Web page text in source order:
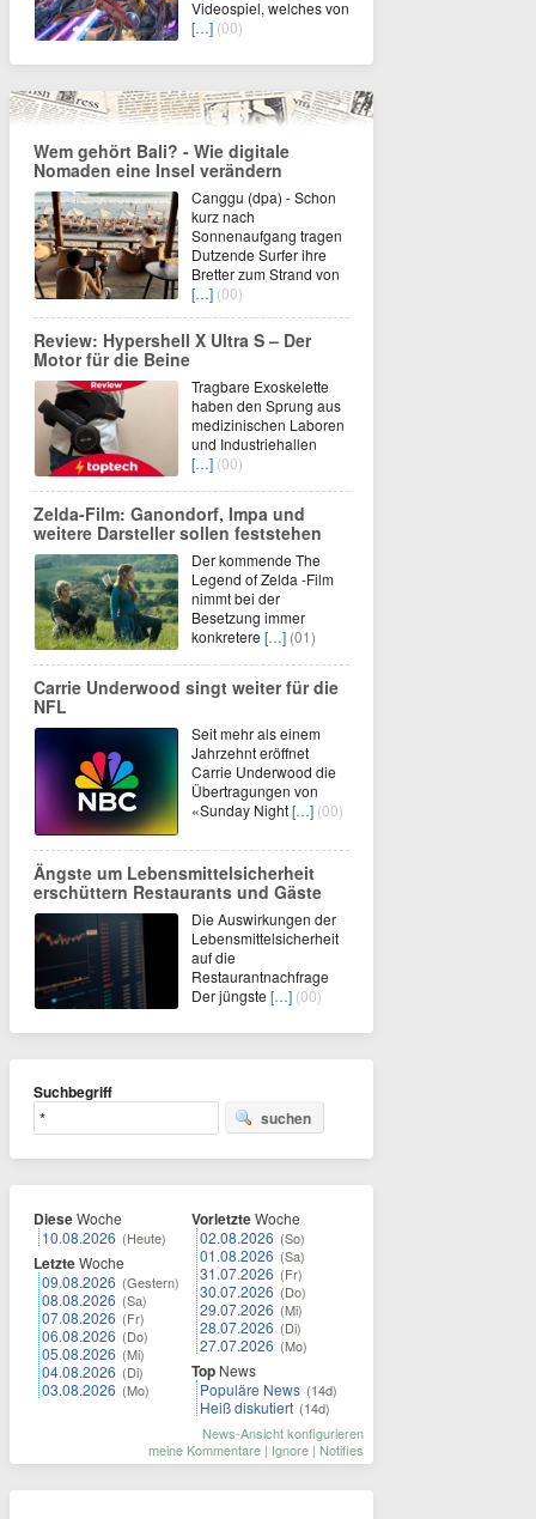
Videospiel, welches von
[…] (00)
Wem gehört Bali? - Wie digitale
Nomaden eine Insel verändern
Canggu (dpa) - Schon
kurz nach
Sonnenaufgang tragen
Dutzende Surfer ihre
Bretter zum Strand von
[…] (00)
Review: Hypershell X Ultra S – Der
Motor für die Beine
Tragbare Exoskelette
haben den Sprung aus
medizinischen Laboren
und Industriehallen
[…] (00)
Zelda-Film: Ganondorf, Impa und
weitere Darsteller sollen feststehen
Der kommende The
Legend of Zelda -Film
nimmt bei der
Besetzung immer
konkretere […] (01)
Carrie Underwood singt weiter für die
NFL
Seit mehr als einem
Jahrzehnt eröffnet
Carrie Underwood die
Übertragungen von
«Sunday Night[…] (00)
Ängste um Lebensmittelsicherheit
erschüttern Restaurants und Gäste
Die Auswirkungen der
Lebensmittelsicherheit
auf die
Restaurantnachfrage
Der jüngste […] (00)
Suchbegriff
suchen
DieseWoche
10.08.2026 (Heute)
LetzteWoche
09.08.2026 (Gestern)
08.08.2026 (Sa)
07.08.2026 (Fr)
06.08.2026 (Do)
05.08.2026 (Mi)
04.08.2026 (Di)
03.08.2026 (Mo)
VorletzteWoche
02.08.2026 (So)
01.08.2026 (Sa)
31.07.2026 (Fr)
30.07.2026 (Do)
29.07.2026 (Mi)
28.07.2026 (Di)
27.07.2026 (Mo)
Top News
Populäre News (14d)
Heiß diskutiert (14d)
News-Ansicht konfigurieren
meine Kommentare | Ignore | Notifies